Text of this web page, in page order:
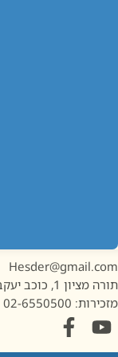
1, כוכב יעקב
02-6550500